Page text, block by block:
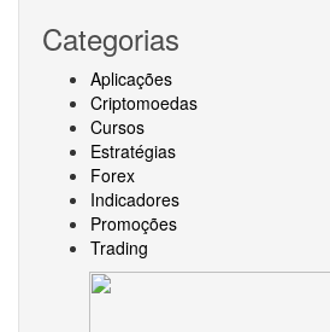
Categorias
Aplicações
Criptomoedas
Cursos
Estratégias
Forex
Indicadores
Promoções
Trading